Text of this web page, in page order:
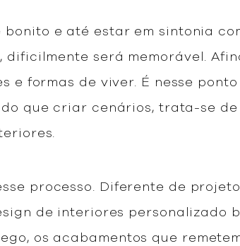
bonito e até estar em sintonia
será memorável.
e formas de viver. É nesse
que criar cenários, trata-se
processo. Diferente de
de interiores personalizado
os acabamentos que